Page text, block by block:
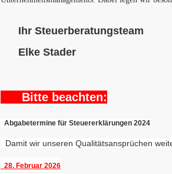
Ihr Steuerberatungsteam
Elke Stader
Bitte beachten:
Abgabetermine für Steuererklärungen 2024
Damit wir unseren Qualitätsansprüchen
28. Februar 2026